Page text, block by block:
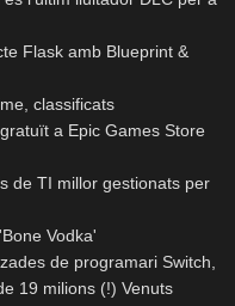
Flask amb Blueprint &
classificats
a Epic Games Store
de TI millor gestionats per
Vodka'
de programari Switch,
19 milions (!) Venuts